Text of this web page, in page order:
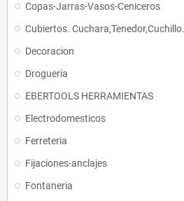
Copas-Jarras-Vasos-Ceniceros
Cubiertos. Cuchara,Tenedor,Cuchillo.
Decoracion
Drogueria
EBERTOOLS HERRAMIENTAS
Electrodomesticos
Ferreteria
Fijaciones-anclajes
Fontaneria